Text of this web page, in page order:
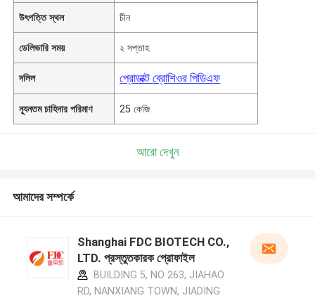
উৎপত্তি স্থল চীন
ডেলিভারি সময় ২ সপ্তাহ
দলিল প্রোডাক্ট ব্রোশিওর পিডিএফ
ন্যূনতম চাহিদার পরিমাণ 25 কেজি
আরো দেখুন
আমাদের সম্পর্কে
Shanghai FDC BIOTECH CO.,
LTD. প্রস্তুতকারক প্রোফাইল
BUILDING 5, NO 263, JIAHAO
RD, NANXIANG TOWN, JIADING